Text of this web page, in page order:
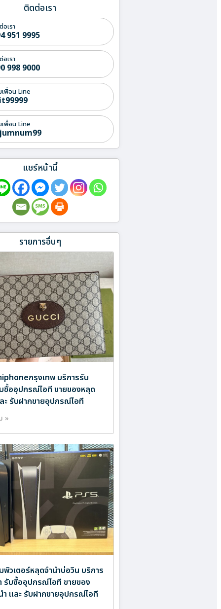
ติดต่อเรา
อเรา
951 9995
อเรา
998 9000
เพื่อน Line
เพื่อน Line
แชร์หน้านี้
รายการอื่นๆ
iphoneกรุงเทพ บริการรับ
ซื้ออุปกรณ์ไอที ขายของหลุด
ะ รับฝากขายอุปกรณ์ไอที
»
พิวเตอร์หลุดจำนำบ่อวิน บริการ
รับซื้ออุปกรณ์ไอที ขายของ
ำ และ รับฝากขายอุปกรณ์ไอที